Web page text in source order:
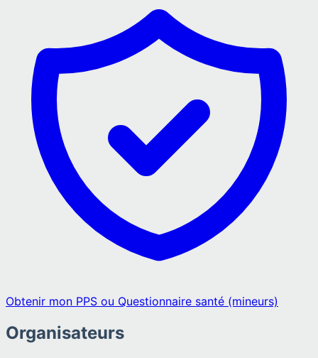
Obtenir mon PPS ou Questionnaire santé (mineurs)
Organisateurs